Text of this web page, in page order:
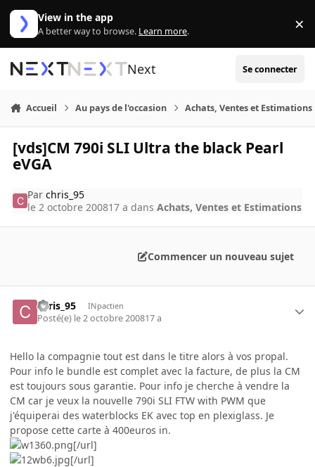
Aller au contenu
View in the app
A better way to browse. Learn more. ×
Next Se connecter
Accueil Au pays de l'occasion Achats, Ventes et Estimations
[vds]CM 790i SLI Ultra the black Pearl
eVGA
Parchris_95
le 2 octobre 200817 a dansAchats, Ventes et Estimations
Commencer un nouveau sujet
chris_95 INpactien
Posté(e) le 2 octobre 200817 a
Hello la compagnie tout est dans le titre alors à vos propal.
Pour info le bundle est complet avec la facture, de plus la CM
est toujours sous garantie. Pour info je cherche à vendre la
CM car je veux la nouvelle 790i SLI FTW with PWM que
j'équiperai des waterblocks EK avec top en plexiglass. Je
propose cette carte à 400euros in.
[/url]
[/url]